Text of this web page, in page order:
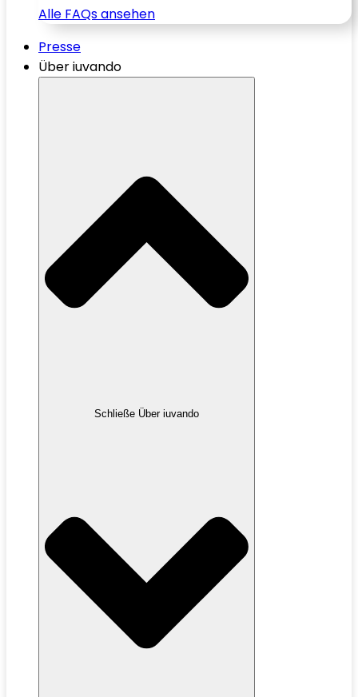
Alle FAQs ansehen
Presse
Über iuvando
Schließe Über iuvando